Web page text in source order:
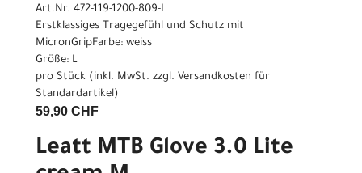
Art.Nr. 472-119-1200-809-L
Erstklassiges Tragegefühl und Schutz mit
MicronGripFarbe: weiss
Größe: L
pro Stück (inkl. MwSt. zzgl. Versandkosten für
Standardartikel)
59,90 CHF
Leatt MTB Glove 3.0 Lite